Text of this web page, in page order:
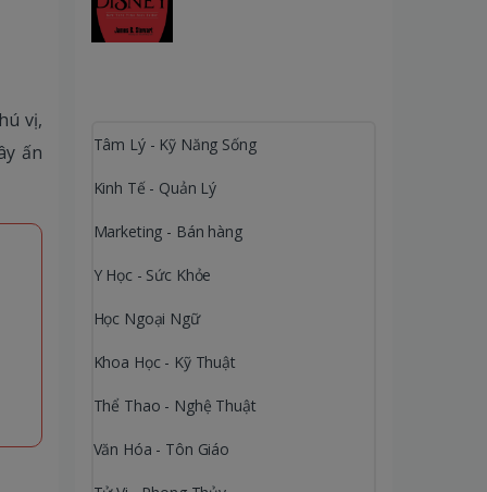
vị,
ấn
Tâm Lý - Kỹ Năng Sống
Kinh Tế - Quản Lý
Marketing - Bán hàng
Y Học - Sức Khỏe
Học Ngoại Ngữ
Khoa Học - Kỹ Thuật
Thể Thao - Nghệ Thuật
Văn Hóa - Tôn Giáo